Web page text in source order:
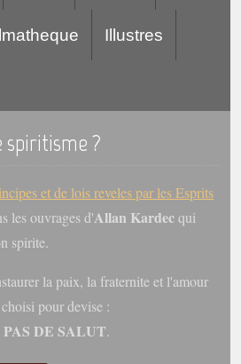
Illustres
?
et de lois reveles par les Esprits
les ouvrages d'Allan Kardecqui
spirite.
la paix, la fraternite et l'amour
pour devise :
DE SALUT.